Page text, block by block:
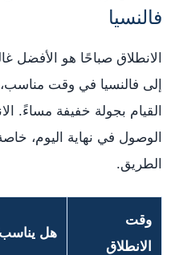
فالنسيا
الانطلاق صباحًا هو الأفضل
إلى فالنسيا في وقت
القيام بجولة خفيفة مساءً.
الوصول في نهاية اليوم،
الطريق.
وقت
الانطلاق
هل